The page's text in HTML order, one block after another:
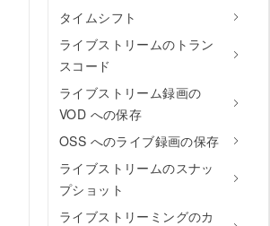
タイムシフト
ライブストリームのトラン
スコード
ライブストリーム録画の
VOD への保存
OSS へのライブ録画の保存
ライブストリームのスナッ
プショット
ライブストリーミングのカ